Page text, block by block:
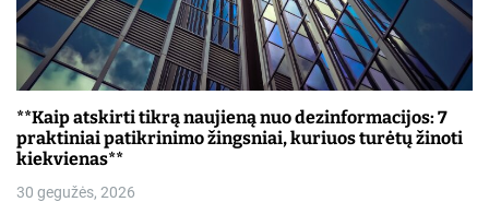
**Kaip atskirti tikrą naujieną nuo dezinformacijos: 7
praktiniai patikrinimo žingsniai, kuriuos turėtų žinoti
kiekvienas**
30 gegužės, 2026